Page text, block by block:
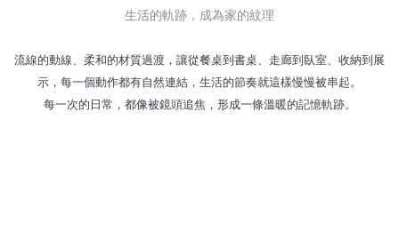
生活的軌跡，成為家的紋理
流線的動線、柔和的材質過渡，讓從餐桌到書桌、走廊到臥室、收納到展
示，每一個動作都有自然連結，生活的節奏就這樣慢慢被串起。
每一次的日常，都像被鏡頭追焦，形成一條溫暖的記憶軌跡。